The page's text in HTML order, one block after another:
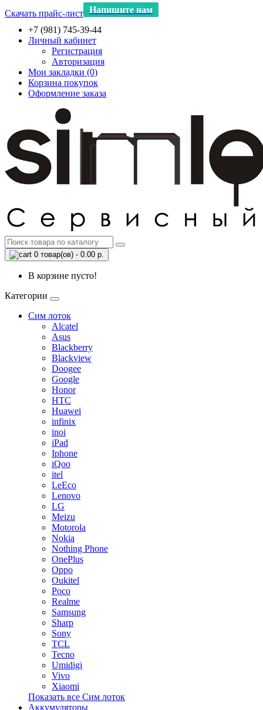
Скачать прайс-лист Напишите нам
+7 (981) 745-39-44
Личный кабинет
Регистрация
Авторизация
Мои закладки (0)
Корзина покупок
Оформление заказа
0 товар(ов) - 0.00 р.
В корзине пусто!
Категории
Сим лоток
Alcatel
Asus
Blackberry
Blackview
Doogee
Google
Honor
HTC
Huawei
infinix
inoi
iPad
Iphone
iQoo
itel
LeEco
Lenovo
LG
Meizu
Motorola
Nokia
Nothing Phone
OnePlus
Oppo
Oukitel
Poco
Realme
Samsung
Sharp
Sony
TCL
Tecno
Umidigi
Vivo
Xiaomi
Показать все Сим лоток
Аккумуляторы